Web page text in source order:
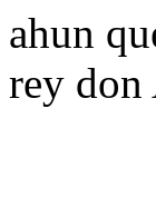
ahun
rey don